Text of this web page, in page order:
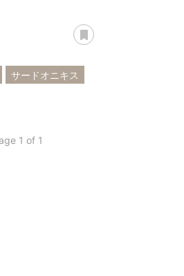
あとで読む
サードオニキス
1 of 1